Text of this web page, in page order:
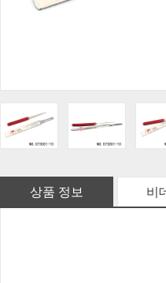
상품 정보 비